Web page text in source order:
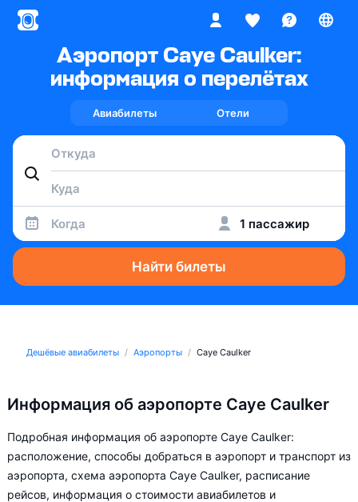
Аэропорт Caye Caulker:
информация о перелётах
Авиабилеты Отели
Когда 1 пассажир
Найти билеты
Дешёвые авиабилеты Аэропорты Caye Caulker
Информация об аэропорте Caye Caulker
Подробная информация об аэропорте Caye Caulker:
расположение, способы добраться в аэропорт и транспорт из
аэропорта, схема аэропорта Caye Caulker, расписание
рейсов, информация о стоимости авиабилетов и